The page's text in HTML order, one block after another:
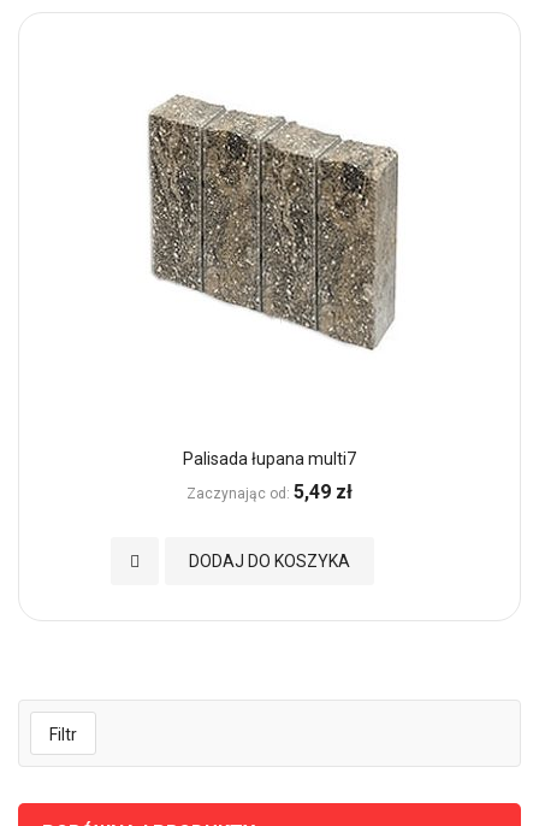
Palisada łupana multi7
Zaczynając od 5,49 zł
DODAJ DO KOSZYKA
Dodaj do Ulubionych
Filtr